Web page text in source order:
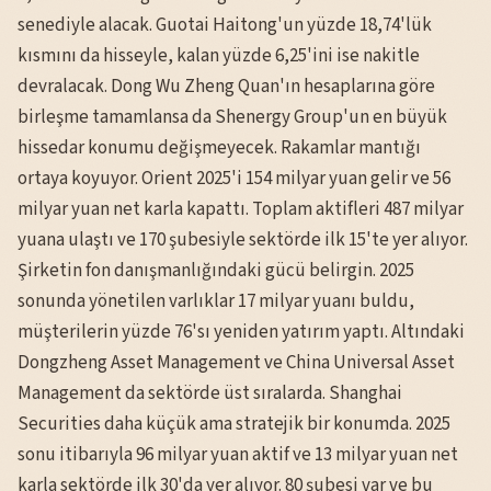
senediyle alacak. Guotai Haitong'un yüzde 18,74'lük
kısmını da hisseyle, kalan yüzde 6,25'ini ise nakitle
devralacak. Dong Wu Zheng Quan'ın hesaplarına göre
birleşme tamamlansa da Shenergy Group'un en büyük
hissedar konumu değişmeyecek. Rakamlar mantığı
ortaya koyuyor. Orient 2025'i 154 milyar yuan gelir ve 56
milyar yuan net karla kapattı. Toplam aktifleri 487 milyar
yuana ulaştı ve 170 şubesiyle sektörde ilk 15'te yer alıyor.
Şirketin fon danışmanlığındaki gücü belirgin. 2025
sonunda yönetilen varlıklar 17 milyar yuanı buldu,
müşterilerin yüzde 76'sı yeniden yatırım yaptı. Altındaki
Dongzheng Asset Management ve China Universal Asset
Management da sektörde üst sıralarda. Shanghai
Securities daha küçük ama stratejik bir konumda. 2025
sonu itibarıyla 96 milyar yuan aktif ve 13 milyar yuan net
karla sektörde ilk 30'da yer alıyor. 80 şubesi var ve bu